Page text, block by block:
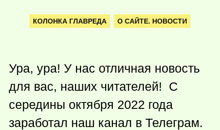
КОЛОНКА ГЛАВРЕДА О САЙТЕ. НОВОСТИ
Ура, ура! У нас отличная новость
для вас, наших читателей! С
середины октября 2022 года
заработал наш канал в Телеграм.